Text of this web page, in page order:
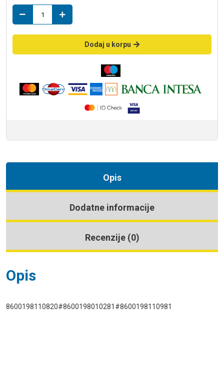
racva
125/110
Dodaj u korpu
Opis
Dodatne informacije
Recenzije (0)
Opis
8600198110820#8600198010281#8600198110981